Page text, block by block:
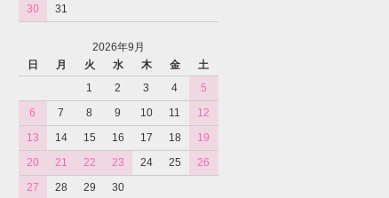
30
31
2026年9月
日
月 火 水 木 金
土
1
2 3 4
5
6
7 8 9 10 11
12
13
14 15 16 17 18
19
20
21 22 23 24 25
26
27
28 29 30